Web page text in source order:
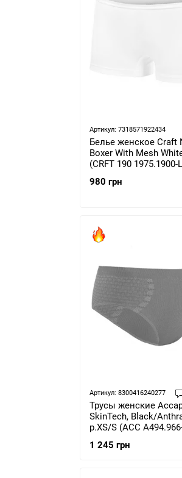
Артикул: 7318571922434
Белье женское Craft
Boxer With Mesh
(CRFT 190 1975.1900-
980 грн
Артикул: 8300416240277
Трусы женские
SkinTech, Black/
р.XS/S (ACC
1 245 грн